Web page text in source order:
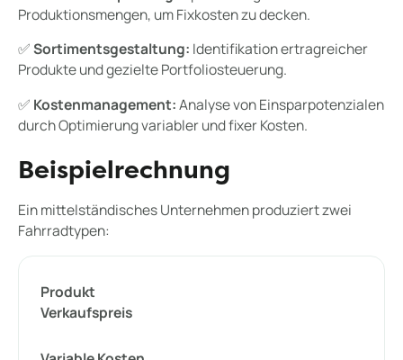
Produktionsmengen, um Fixkosten zu decken.
✅Sortimentsgestaltung: Identifikation ertragreicher
Produkte und gezielte Portfoliosteuerung.
✅ Kostenmanagement:Analyse von Einsparpotenzialen
durch Optimierung variabler und fixer Kosten.
Beispielrechnung
Ein mittelständisches Unternehmen produziert zwei
Fahrradtypen:
Produkt
Verkaufspreis